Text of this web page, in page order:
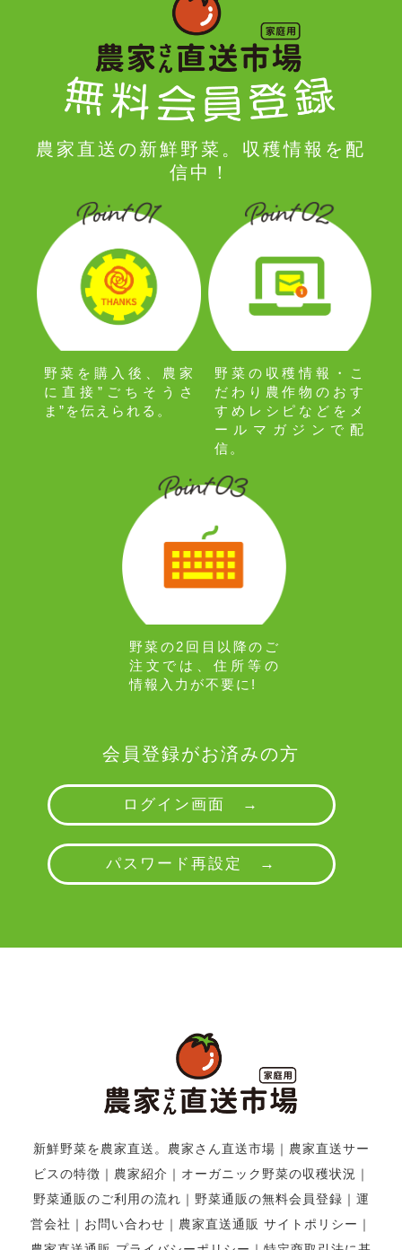
農家直送の新鮮野菜。収穫情報を配
信中！
野菜を購入後、農家
に直接”ごちそうさ
ま”を伝えられる。
野菜の収穫情報・こ
だわり農作物のおす
すめレシピなどをメ
ールマガジンで配
信。
野菜の2回目以降のご
注文では、住所等の
情報入力が不要に!
会員登録がお済みの方
ログイン画面 →
パスワード再設定 →
新鮮野菜を農家直送。農家さん直送市場 ｜ 農家直送サー
ビスの特徴 ｜ 農家紹介 ｜ オーガニック野菜の収穫状況 ｜
野菜通販のご利用の流れ ｜ 野菜通販の無料会員登録 ｜ 運
営会社 ｜ お問い合わせ ｜ 農家直送通販 サイトポリシー ｜